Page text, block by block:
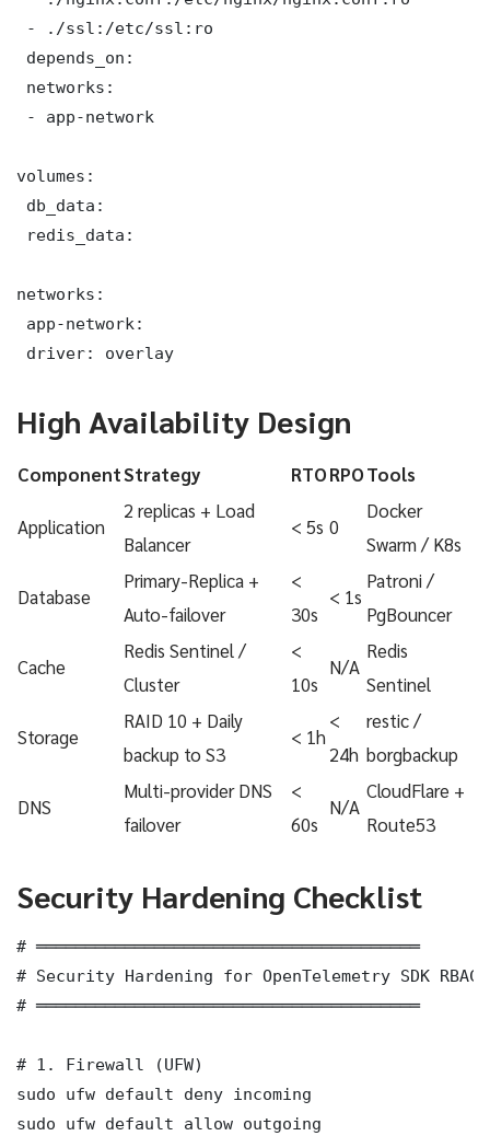
- ./ssl:/etc/ssl:ro
depends_on:
networks:
- app-network
volumes:
db_data:
redis_data:
networks:
app-network:
driver: overlay
High Availability Design
ComponentStrategy RTORPOTools
Application
2 replicas + Load
Balancer
< 5s 0
Docker
Swarm / K8s
Database
Primary-Replica +
Auto-failover
<
30s
< 1s
Patroni /
PgBouncer
Cache
Redis Sentinel /
Cluster
<
10s
N/A
Redis
Sentinel
Storage
RAID 10 + Daily
backup to S3
< 1h
<
24h
restic /
borgbackup
DNS
Multi-provider DNS
failover
<
60s
N/A
CloudFlare +
Route53
Security Hardening Checklist
# ═══════════════════════════════════════
# Security Hardening for OpenTelemetry SDK RBAC
# ═══════════════════════════════════════
# 1. Firewall (UFW)
sudo ufw default deny incoming
sudo ufw default allow outgoing